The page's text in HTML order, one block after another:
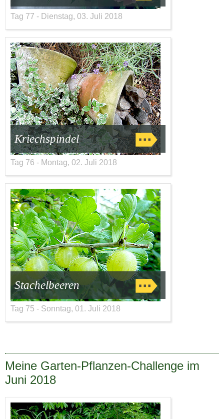
Tag 77 - Dienstag, 03. Juli 2018
Kriechspindel
Tag 76 - Montag, 02. Juli 2018
Stachelbeeren
Tag 75 - Sonntag, 01. Juli 2018
Meine Garten-Pflanzen-Challenge im
Juni 2018